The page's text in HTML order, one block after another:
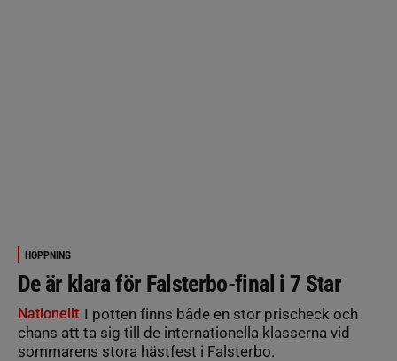
HOPPNING
De är klara för Falsterbo-final i 7 Star
Nationellt I potten finns både en stor prischeck och
chans att ta sig till de internationella klasserna vid
sommarens stora hästfest i Falsterbo.